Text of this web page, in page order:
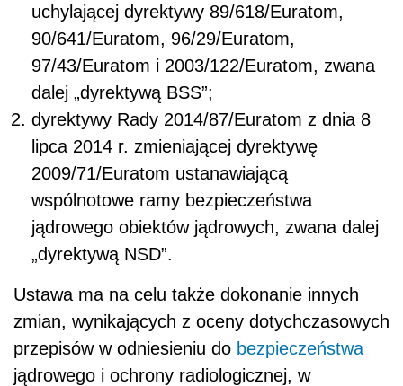
uchylającej dyrektywy 89/618/Euratom,
90/641/Euratom, 96/29/Euratom,
97/43/Euratom i 2003/122/Euratom, zwana
dalej „dyrektywą BSS”;
dyrektywy Rady 2014/87/Euratom z dnia 8
lipca 2014 r. zmieniającej dyrektywę
2009/71/Euratom ustanawiającą
wspólnotowe ramy bezpieczeństwa
jądrowego obiektów jądrowych, zwana dalej
„dyrektywą NSD”.
Ustawa ma na celu także dokonanie innych
zmian, wynikających z oceny dotychczasowych
przepisów w odniesieniu do bezpieczeństwa
jądrowego i ochrony radiologicznej, w